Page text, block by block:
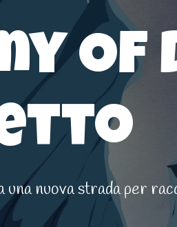
Of
nuova strada per